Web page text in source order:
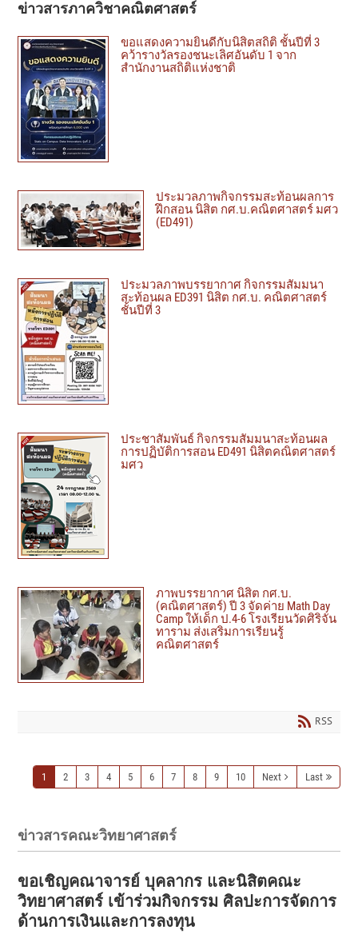
ข่าวสารภาควิชาคณิตศาสตร์
ขอแสดงความยินดีกับนิสิตสถิติ ชั้นปีที่ 3
คว้ารางวัลรองชนะเลิศอันดับ 1 จาก
สำนักงานสถิติแห่งชาติ
ประมวลภาพกิจกรรมสะท้อนผลการ
ฝึกสอน นิสิต กศ.บ.คณิตศาสตร์ มศว
(ED491)
ประมวลภาพบรรยากาศ กิจกรรมสัมมนา
สะท้อนผล ED391 นิสิต กศ.บ. คณิตศาสตร์
ชั้นปีที่ 3
ประชาสัมพันธ์ กิจกรรมสัมมนาสะท้อนผล
การปฏิบัติการสอน ED491 นิสิตคณิตศาสตร์
มศว
ภาพบรรยากาศ นิสิต กศ.บ.
(คณิตศาสตร์) ปี 3 จัดค่าย Math Day
Camp ให้เด็ก ป.4-6 โรงเรียนวัดศิริจัน
ทาราม ส่งเสริมการเรียนรู้
คณิตศาสตร์
RSS
1 2 3 4 5 6 7 8 9 10 Next Last
ข่าวสารคณะวิทยาศาสตร์
ขอเชิญคณาจารย์ บุคลากร และนิสิตคณะ
วิทยาศาสตร์ เข้าร่วมกิจกรรม ศิลปะการจัดการ
ด้านการเงินและการลงทุน